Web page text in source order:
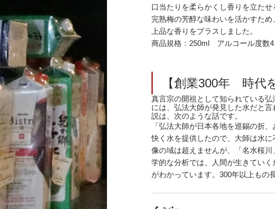
口当たりを柔らかくし香りを立たせ
完熟梅の芳醇な味わいを活かすた
上品な香りをプラスしました。
商品規格：250ml　アルコール度数4
【創業300年　時代
真言宗の開祖として知られている
には、弘法大師が発見した水だと
説は、次のような話です。
「弘法大師が日本各地を巡錫の折
快く水を提供したので、大師は水
像の域は超えませんが、「名水桜
学的な分析では、人間が生きてい
がわかっています。300年以上もの